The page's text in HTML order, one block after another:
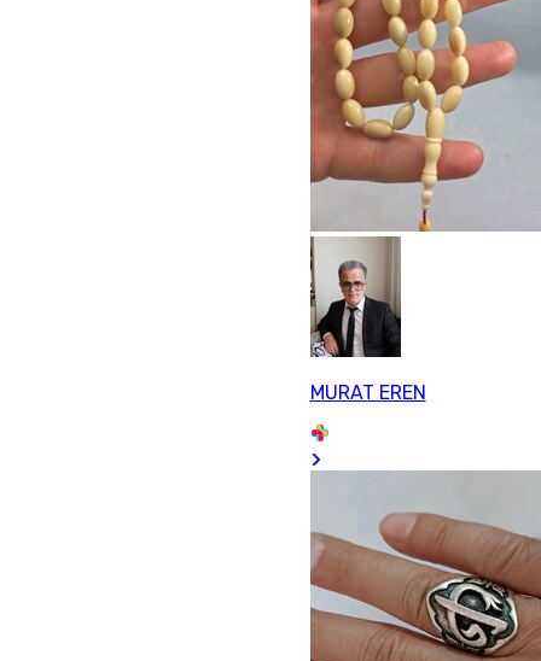
MURAT EREN